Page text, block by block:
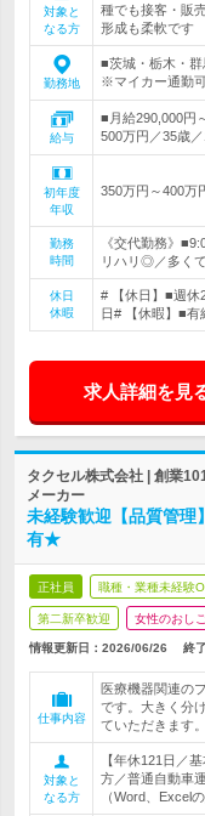
対象と
なる方
種でも接客・販
形成も柔軟です
勤務地
■茨城・栃木・
※マイカー通勤
給与
■月給290,000円
500万円／35歳
初年度
年収
350万円～400万
勤務
時間
《交代勤務》
リハリ◎／多く
休日
休暇
# 【休日】■週休
日# 【休暇】■有
求人詳細を見
タクセル株式会社 | 創業
メーカー
未経験歓迎【品質管
有★
正社員 職種・業種未経験
第二新卒歓迎 女性のおし
情報更新日：2026/06/26 終
仕事内容
医療機器関連の
です。大きく分
ていただきます。
対象と
なる方
【年休121日／
方／普通自動車
（Word、Excel